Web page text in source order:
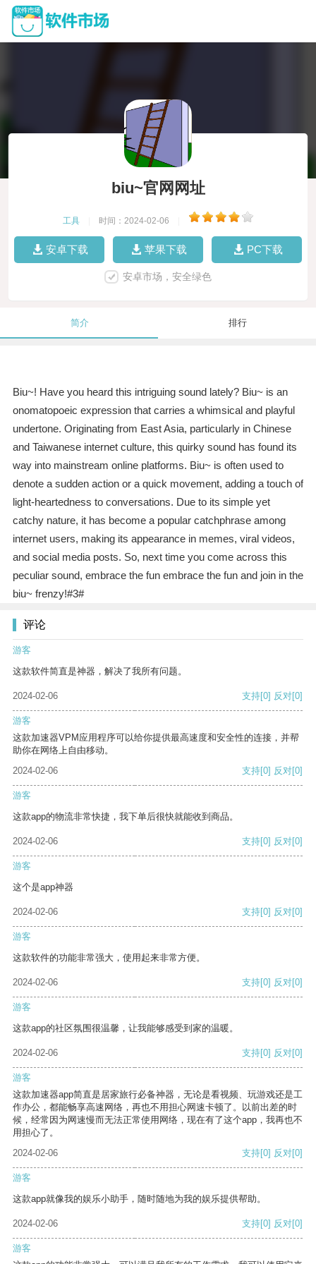
biu~官网网址
工具 时间：2024-02-06
安卓下载 苹果下载 PC下载
安卓市场，安全绿色
简介 排行
Biu~! Have you heard this intriguing sound lately? Biu~ is an
onomatopoeic expression that carries a whimsical and playful
undertone. Originating from East Asia, particularly in Chinese
and Taiwanese internet culture, this quirky sound has found its
way into mainstream online platforms. Biu~ is often used to
denote a sudden action or a quick movement, adding a touch of
light-heartedness to conversations. Due to its simple yet
catchy nature, it has become a popular catchphrase among
internet users, making its appearance in memes, viral videos,
and social media posts. So, next time you come across this
peculiar sound, embrace the fun embrace the fun and join in the
biu~ frenzy!#3#
评论
游客
这款软件简直是神器，解决了我所有问题。
2024-02-06 支持[0] 反对[0]
游客
这款加速器VPM应用程序可以给你提供最高速度和安全性的连接，并帮
助你在网络上自由移动。
2024-02-06
支持[0] 反对[0]
游客
这款app的物流非常快捷，我下单后很快就能收到商品。
2024-02-06 支持[0] 反对[0]
游客
这个是app神器
2024-02-06 支持[0] 反对[0]
游客
这款软件的功能非常强大，使用起来非常方便。
2024-02-06 支持[0] 反对[0]
游客
这款app的社区氛围很温馨，让我能够感受到家的温暖。
2024-02-06 支持[0] 反对[0]
游客
这款加速器app简直是居家旅行必备神器，无论是看视频、玩游戏还是工
作办公，都能畅享高速网络，再也不用担心网速卡顿了。以前出差的时
候，经常因为网速慢而无法正常使用网络，现在有了这个app，我再也不
用担心了。
2024-02-06
支持[0] 反对[0]
游客
这款app就像我的娱乐小助手，随时随地为我的娱乐提供帮助。
2024-02-06 支持[0] 反对[0]
游客